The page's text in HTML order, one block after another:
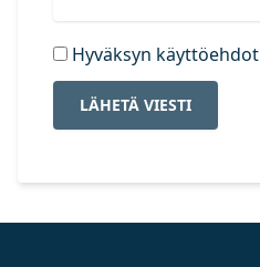
Hyväksyn käyttöehdot
LÄHETÄ VIESTI